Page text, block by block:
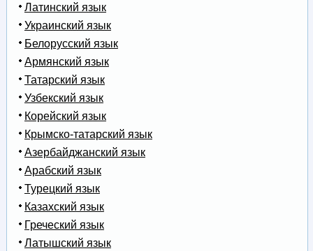
Латинский язык
Украинский язык
Белорусский язык
Армянский язык
Татарский язык
Узбекский язык
Корейский язык
Крымско-татарский язык
Азербайджанский язык
Арабский язык
Турецкий язык
Казахский язык
Греческий язык
Латышский язык